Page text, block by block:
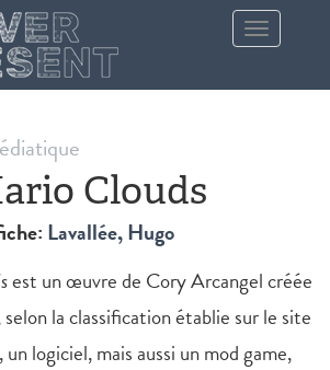
Toggle
navigation
Clouds
Lavallée, Hugo
est un œuvre de Cory Arcangel créée
la classification établie sur le site
logiciel, mais aussi un mod game,